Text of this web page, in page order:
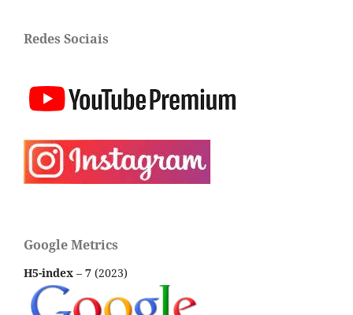
Redes Sociais
Google Metrics
H5-index – 7 (2023)